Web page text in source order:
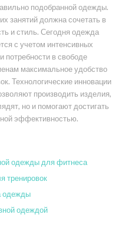
подобранной одежды.
занятий должна сочетать в
и стиль. Сегодня одежда
с учетом интенсивных
потребности в свободе
максимальное удобство
Технологические инновации
производить изделия,
но и помогают достигать
эффективностью.
одежды для фитнеса
тренировок
одежды
одеждой